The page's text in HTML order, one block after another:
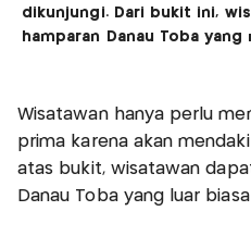
dikunjungi. Dari bukit ini,
hamparan Danau Toba
Wisatawan hanya perlu
prima karena akan
atas bukit, wisatawan
Danau Toba yang luar